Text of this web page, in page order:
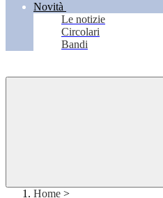
Novità
Le notizie
Circolari
Bandi
Home >